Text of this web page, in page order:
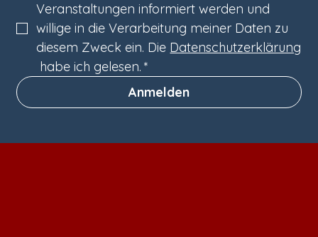
Veranstaltungen informiert werden und
willige in die Verarbeitung meiner Daten zu
diesem Zweck ein. Die Datenschutzerklärung
habe ich gelesen. *
Anmelden